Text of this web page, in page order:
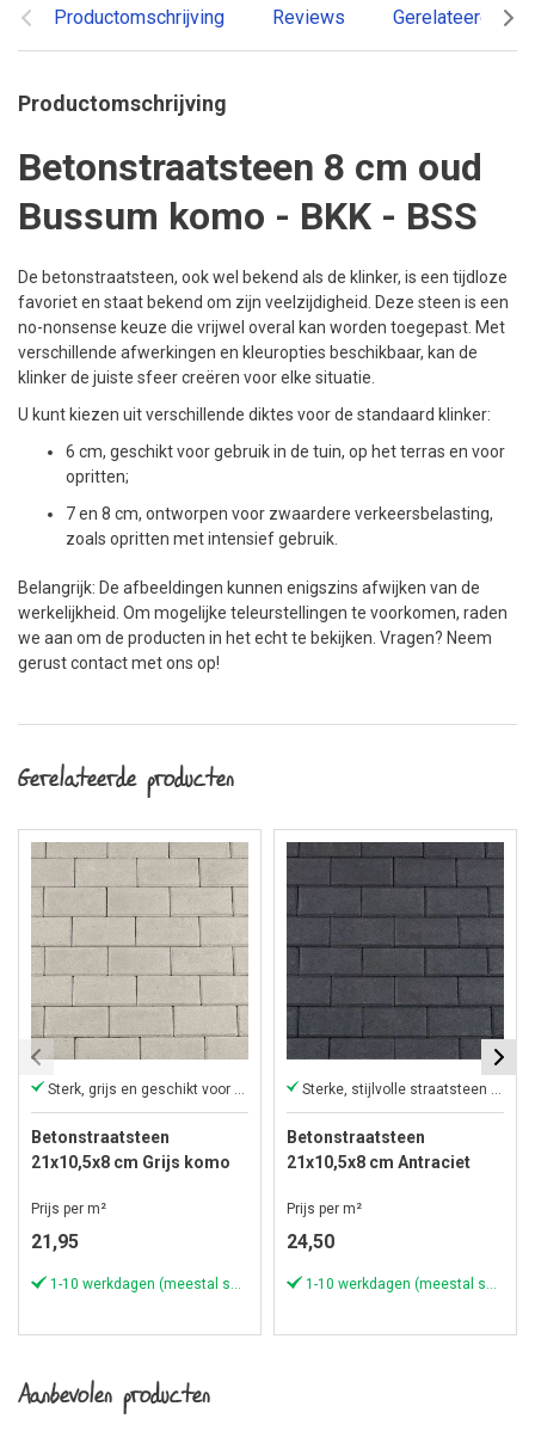
Productomschrijving Reviews Gerelateerde
Productomschrijving
Betonstraatsteen 8 cm oud
Bussum komo - BKK - BSS
De betonstraatsteen, ook wel bekend als de klinker, is een tijdloze
favoriet en staat bekend om zijn veelzijdigheid. Deze steen is een
no-nonsense keuze die vrijwel overal kan worden toegepast. Met
verschillende afwerkingen en kleuropties beschikbaar, kan de
klinker de juiste sfeer creëren voor elke situatie.
U kunt kiezen uit verschillende diktes voor de standaard klinker:
6 cm, geschikt voor gebruik in de tuin, op het terras en voor
opritten;
7 en 8 cm, ontworpen voor zwaardere verkeersbelasting,
zoals opritten met intensief gebruik.
Belangrijk: De afbeeldingen kunnen enigszins afwijken van de
werkelijkheid. Om mogelijke teleurstellingen te voorkomen, raden
we aan om de producten in het echt te bekijken. Vragen? Neem
gerust contact met ons op!
Gerelateerde producten
Sterk, grijs en geschikt voor zwaar werk
Betonstraatsteen
21x10,5x8 cm Grijs komo
Prijs per m²
21,95
Sterke, stijlvolle straatsteen van 8 cm dik
Betonstraatsteen
21x10,5x8 cm Antraciet
Prijs per m²
24,50
Aanbevolen producten